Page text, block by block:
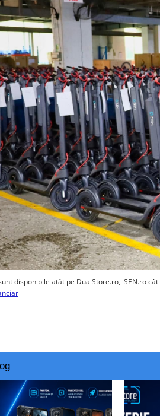
disponibile atât pe DualStore.ro, iSEN.ro